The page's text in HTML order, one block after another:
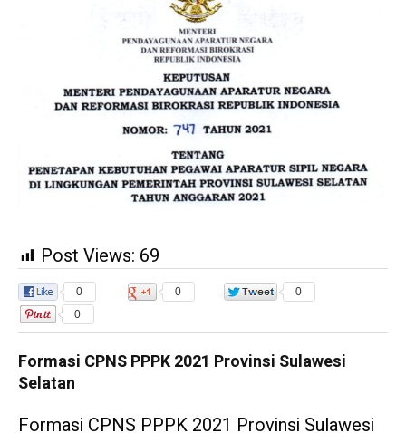
Post Views: 69
0 0
0
0
Formasi CPNS PPPK 2021 Provinsi Sulawesi
Selatan
Formasi CPNS PPPK 2021 Provinsi Sulawesi